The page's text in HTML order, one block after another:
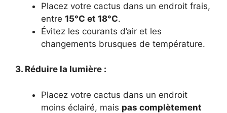
Placez votre cactus dans un endroit frais,
entre 15°C et 18°C.
Évitez les courants d’air et les
changements brusques de température.
3. Réduire la lumière :
Placez votre cactus dans un endroit
moins éclairé, mais pas complètement